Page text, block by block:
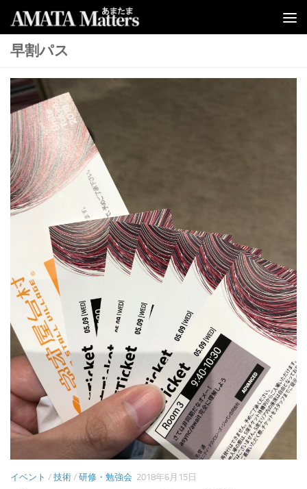
コンテンツへスキップ
早割パス
イベント / 技術 / 研修・勉強会 2018年6月15日